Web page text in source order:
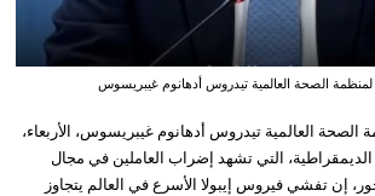
لمنظمة الصحة العالمية تيدروس أدهانوم غيبريسوس
الصحة العالمية تيدروس أدهانوم غيبريسوس، الأربعاء،
الديمقراطية، التي تشهد إضراب العاملين في مجال
إن تفشي فيروس إيبولا الأسرع في العالم يتجاوز